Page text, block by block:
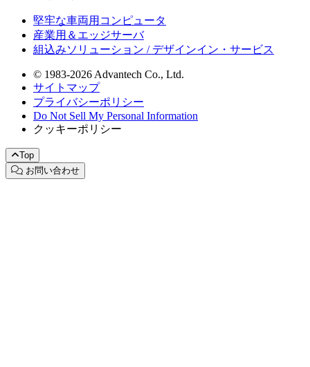
堅牢な車両用コンピュータ
産業用＆エッジサーバ
組込みソリューション / デザインイン・サービス
© 1983-2026 Advantech Co., Ltd.
サイトマップ
プライバシーポリシー
Do Not Sell My Personal Information
クッキーポリシー
Top
お問い合わせ